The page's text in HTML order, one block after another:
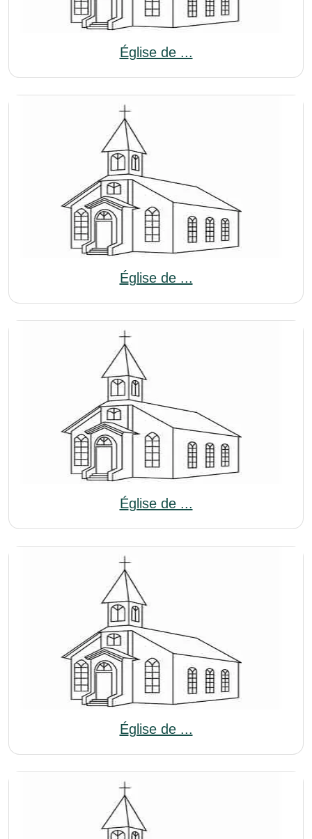
Église de ...
Église de ...
Église de ...
Église de ...